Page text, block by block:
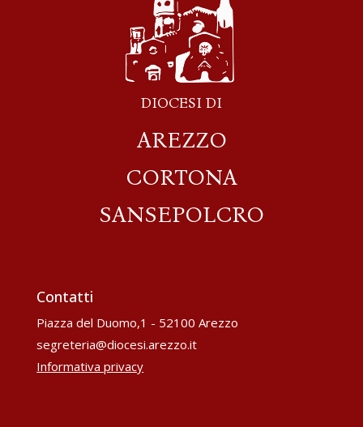
DIOCESI DI
AREZZO
CORTONA
SANSEPOLCRO
Contatti
Piazza del Duomo,1 - 52100 Arezzo
segreteria@diocesi.arezzo.it
Informativa privacy